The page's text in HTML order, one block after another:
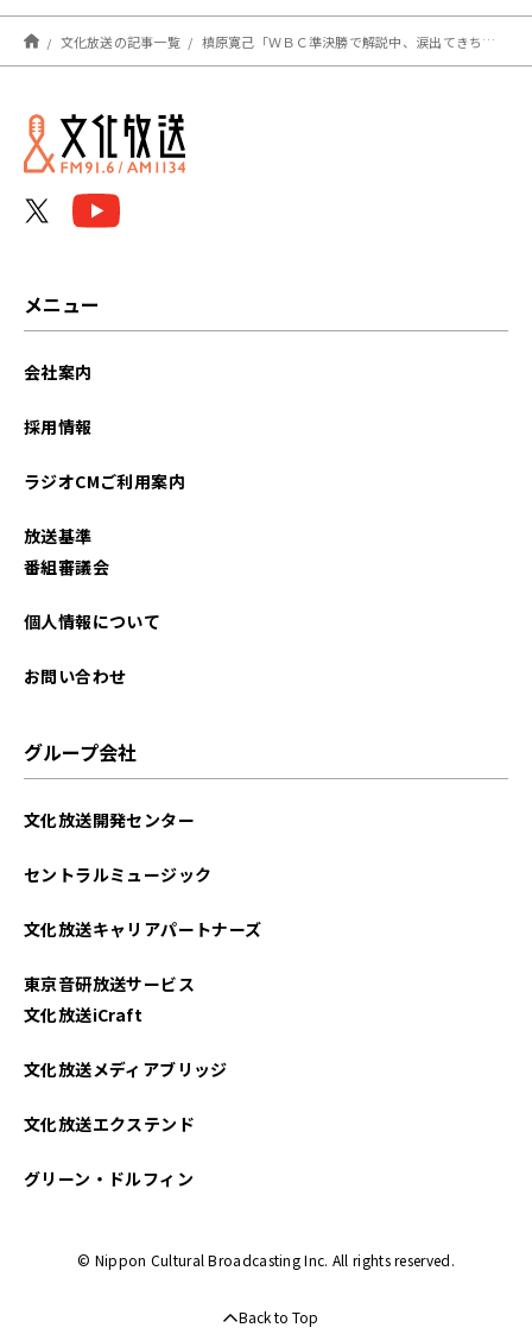
文化放送の記事一覧 槙原寛己「ＷＢＣ準決勝で解説中、涙出てきちゃいましたから」
メニュー
会社案内
採用情報
ラジオCMご利用案内
放送基準
番組審議会
個人情報について
お問い合わせ
グループ会社
文化放送開発センター
セントラルミュージック
文化放送キャリアパートナーズ
東京音研放送サービス
文化放送iCraft
文化放送メディアブリッジ
文化放送エクステンド
グリーン・ドルフィン
© Nippon Cultural Broadcasting Inc. All rights reserved.
Back to Top